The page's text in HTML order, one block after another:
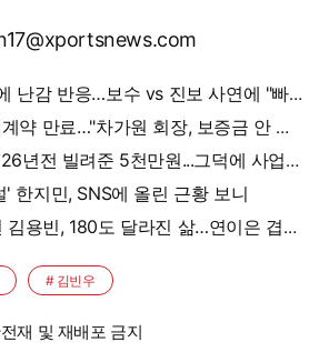
' 한지민, SNS에 올린 근황 보니
# 김빈우
재 및 재배포 금지